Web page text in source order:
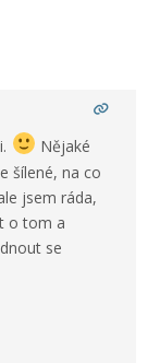
Nějaké
šílené, na co
jsem ráda,
o tom a
se